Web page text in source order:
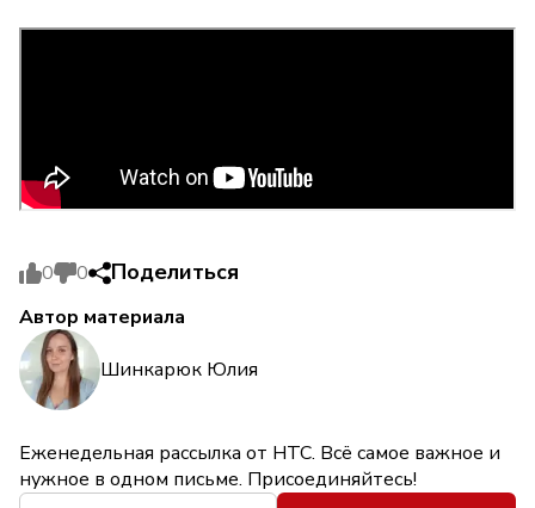
0 0 Поделиться
Автор материала
Шинкарюк Юлия
Еженедельная рассылка от НТС. Всё самое важное и
нужное в одном письме. Присоединяйтесь!